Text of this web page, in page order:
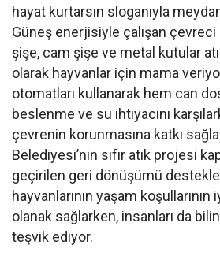
hayat kurtarsın sloganıyla
Güneş enerjisiyle çalışan
şişe, cam şişe ve metal kutular
olarak hayvanlar için mama
otomatları kullanarak hem can
beslenme ve su ihtiyacını
çevrenin korunmasına katkı
Belediyesi’nin sıfır atık projesi
geçirilen geri dönüşümü
hayvanlarının yaşam
olanak sağlarken, insanları da
teşvik ediyor.